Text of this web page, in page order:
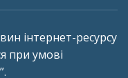
інтернет-ресурсу
при умові